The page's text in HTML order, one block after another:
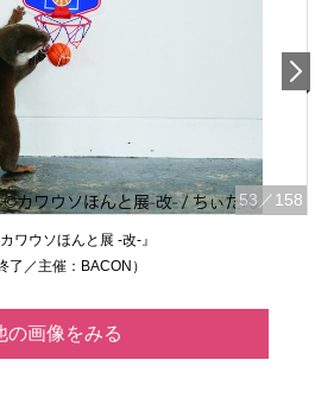
53 ／158
ワウソほんと展 -改-』
了／主催：BACON）
の画像をみる